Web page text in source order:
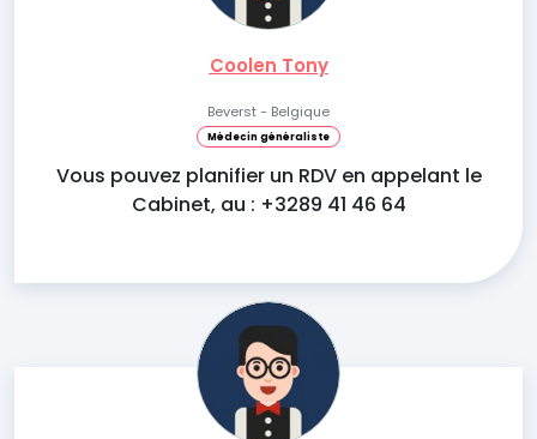
Coolen Tony
Beverst - Belgique
Médecin généraliste
Vous pouvez planifier un RDV en appelant le
Cabinet, au : +3289 41 46 64